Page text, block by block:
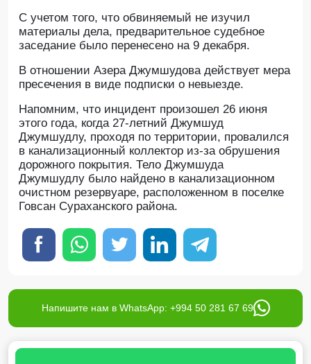
С учетом того, что обвиняемый не изучил
материалы дела, предварительное судебное
заседание было перенесено на 9 декабря.
В отношении Азера Джумшудова действует мера
пресечения в виде подписки о невыезде.
Напомним, что инцидент произошел 26 июня
этого года, когда 27-летний Джумшуд
Джумшудлу, проходя по территории, провалился
в канализационный коллектор из-за обрушения
дорожного покрытия. Тело Джумшуда
Джумшудлу было найдено в канализационном
очистном резервуаре, расположенном в поселке
Говсан Сураханского района.
Напишите нам в WhatsApp: +994 50 281 67 69